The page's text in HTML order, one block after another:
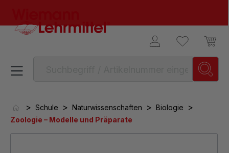
> Schule > Naturwissenschaften > Biologie >
Zoologie – Modelle und Präparate